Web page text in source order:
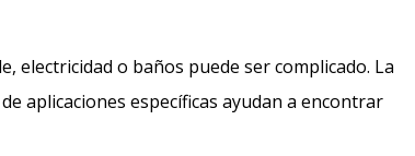
electricidad o baños puede ser complicado. La
aplicaciones específicas ayudan a encontrar